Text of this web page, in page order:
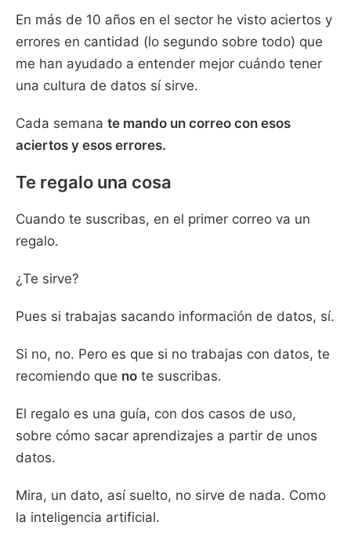
En más de 10 años en el sector he visto aciertos y
errores en cantidad (lo segundo sobre todo) que
me han ayudado a entender mejor cuándo tener
una cultura de datos sí sirve.
Cada semana te mando un correo con esos
aciertos y esos errores.
Te regalo una cosa
Cuando te suscribas, en el primer correo va un
regalo.
¿Te sirve?
Pues si trabajas sacando información de datos, sí.
Si no, no. Pero es que si no trabajas con datos, te
recomiendo que no te suscribas.
El regalo es una guía, con dos casos de uso,
sobre cómo sacar aprendizajes a partir de unos
datos.
Mira, un dato, así suelto, no sirve de nada. Como
la inteligencia artificial.